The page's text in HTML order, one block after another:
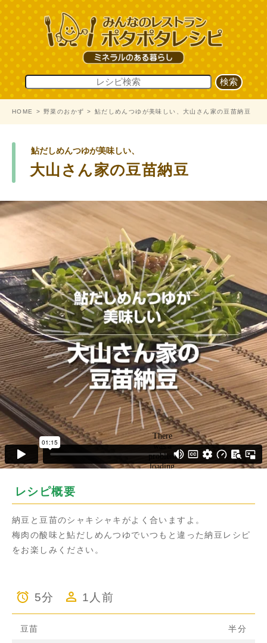
HOME 野菜のおかず 鮎だしめんつゆが美味しい、大山さん家の豆苗納豆
鮎だしめんつゆが美味しい、
大山さん家の豆苗納豆
レシピ概要
納豆と豆苗のシャキシャキがよく合いますよ。
梅肉の酸味と鮎だしめんつゆでいつもと違った納豆レシピ
をお楽しみください。
5分 1人前
豆苗 半分